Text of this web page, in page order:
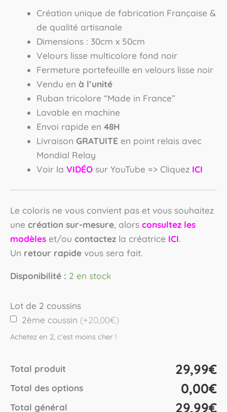
Création unique de fabrication Française &
de qualité artisanale
Dimensions : 30cm x 50cm
Velours lisse multicolore fond noir
Fermeture portefeuille en velours lisse noir
Vendu en à l’unité
Ruban tricolore “Made in France”
Lavable en machine
Envoi rapide en 48H
Livraison GRATUITE en point relais avec
Mondial Relay
Voir la VIDÉO sur YouTube => Cliquez ICI
Le coloris ne vous convient pas et vous souhaitez
une création sur-mesure, alors consultez les
modèles et/ou contactez la créatrice ICI.
Un retour rapide vous sera fait.
Disponibilité : 2 en stock
Lot de 2 coussins
2ème coussin (+20,00€)
Achetez en 2, c'est moins cher !
Total produit 29,99€
Total des options 0,00€
Total général 29,99€